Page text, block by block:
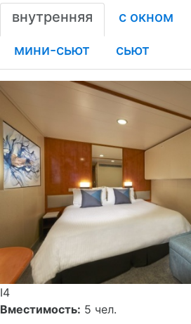
внутренняя с окном
мини-сьют
сьют
I4
Вместимость: 5 чел.